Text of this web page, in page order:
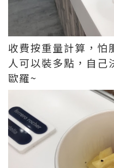
收費按重量計算，怕
人可以裝多點，自己
歐羅~